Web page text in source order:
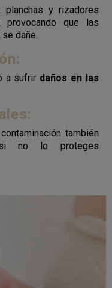
y rizadores
provocando que las
dañe.
a sufrir daños en las
también
no lo proteges